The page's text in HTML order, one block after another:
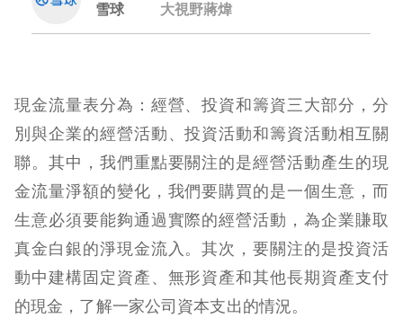
雪球 大視野蔣煒
現金流量表分為：經營、投資和籌資三大部分，分
別與企業的經營活動、投資活動和籌資活動相互關
聯。其中，我們重點要關注的是經營活動產生的現
金流量淨額的變化，我們要購買的是一個生意，而
生意必須要能夠通過實際的經營活動，為企業賺取
真金白銀的淨現金流入。其次，要關注的是投資活
動中建構固定資產、無形資產和其他長期資產支付
的現金，了解一家公司資本支出的情況。